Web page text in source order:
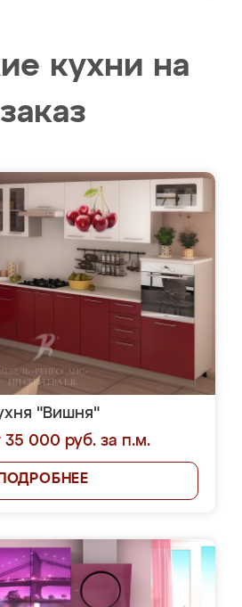
кухни на
заказ
"Вишня"
35 000 руб. за п.м.
ПОДРОБНЕЕ